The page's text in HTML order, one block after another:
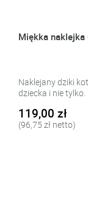
Miękka naklejka
Naklejany dziki
dziecka i nie tylko.
119,00 zł
(96,75 zł netto)